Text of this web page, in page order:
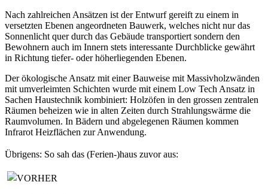
Nach zahlreichen Ansätzen ist der Entwurf gereift zu einem in
versetzten Ebenen angeordneten Bauwerk, welches nicht nur das
Sonnenlicht quer durch das Gebäude transportiert sondern den
Bewohnern auch im Innern stets interessante Durchblicke gewährt
in Richtung tiefer- oder höherliegenden Ebenen.
Der ökologische Ansatz mit einer Bauweise mit Massivholzwänden
mit umverleimten Schichten wurde mit einem Low Tech Ansatz in
Sachen Haustechnik kombiniert: Holzöfen in den grossen zentralen
Räumen beheizen wie in alten Zeiten durch Strahlungswärme die
Raumvolumen. In Bädern und abgelegenen Räumen kommen
Infrarot Heizflächen zur Anwendung.
Übrigens: So sah das (Ferien-)haus zuvor aus: